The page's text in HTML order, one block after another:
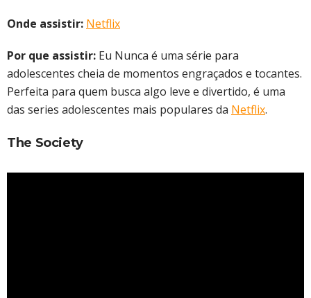
Onde assistir: Netflix
Por que assistir: Eu Nunca é uma série para
adolescentes cheia de momentos engraçados e tocantes.
Perfeita para quem busca algo leve e divertido, é uma
das series adolescentes mais populares da Netflix.
The Society